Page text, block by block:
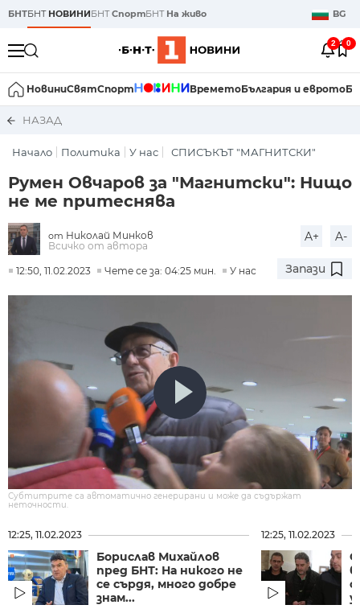
БНТБНТ НОВИНИБНТСпортБНТ На живо BG
2 0
НовиниСвятСпорт ВреметоБългария и еврото
НАЗАД
Начало Политика У нас СПИСЪКЪТ "МАГНИТСКИ"
Румен Овчаров за "Магнитски": Нищо
не ме притеснява
от Николай Минков
Всичко от автора
A+ A-
12:50, 11.02.2023 Чете се за: 04:25 мин. У нас Запази
Субтитрите са автоматично генерирани и може да съдържат
неточности.
12:25, 11.02.2023
Борислав Михайлов
пред БНТ: На никого не
се сърдя, много добре
знам...
12:25, 11.02.2023